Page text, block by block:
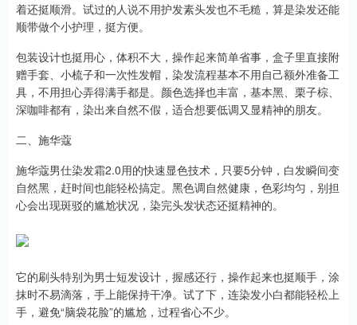
着还挺顺滑。试过的人说不用护发素头发也不毛糙，算是染发还能
顺带做个小护理，挺方便。
包装设计也挺用心，体积不大，操作起来简单省事，盒子里直接附
赠手套、小梳子和一次性发帽，染发流程基本不用自己额外准备工
具，不用担心弄得满手都是。颜色选择也丰富，基本黑、栗子棕、
深咖啡都有，染出来自然不假，适合想要低调又显精神的朋友。
二、施华蔻
施华蔻男仕染发霜2.0用的快速显色技术，只要5分钟，白发瞬间变
自然黑，赶时间也能轻松搞定。黑色调自然健康，色彩均匀，别担
心会出现斑驳的尴尬状况，染完头发状态还挺精神的。
它的刷头特别为男士短发设计，握感还行，操作起来也挺顺手，涂
抹时不易滴落，手上能保持干净。试了下，连染发小白都能轻松上
手，避免“脑袋花脸”的尴尬，过程省心不少。